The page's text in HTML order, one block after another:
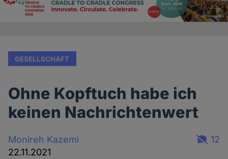
GESELLSCHAFT
Ohne Kopftuch habe ich
keinen Nachrichtenwert
Monireh Kazemi
22.11.2021
12